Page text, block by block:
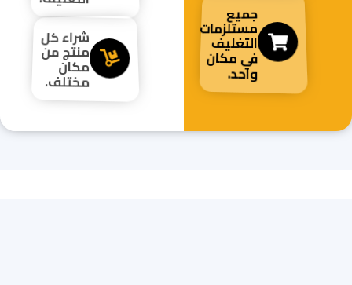
جميع
مستلزمات
التغليف
في مكان
واحد.
شراء كل
منتج من
مكان
مختلف.